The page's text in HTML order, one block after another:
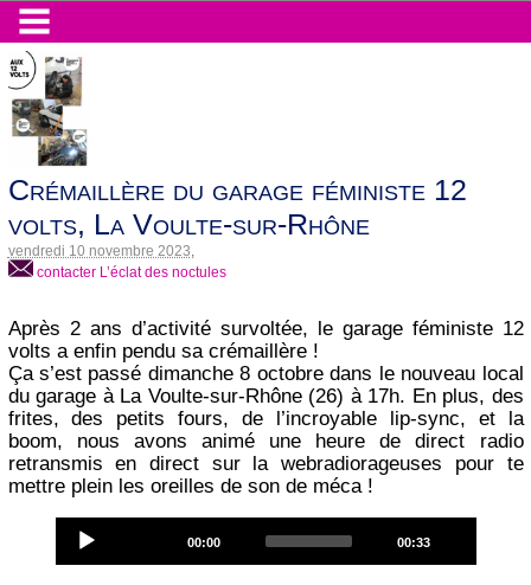
Crémaillère du garage féministe 12
volts, La Voulte-sur-Rhône
vendredi 10 novembre 2023
contacter L’éclat des noctules
Après 2 ans d’activité survoltée, le garage féministe 12
volts a enfin pendu sa crémaillère !
Ça s’est passé dimanche 8 octobre dans le nouveau local
du garage à La Voulte-sur-Rhône (26) à 17h. En plus, des
frites, des petits fours, de l’incroyable lip-sync, et la
boom, nous avons animé une heure de direct radio
retransmis en direct sur la webradiorageuses pour te
mettre plein les oreilles de son de méca !
Player
Current
00:00
Total
00:33